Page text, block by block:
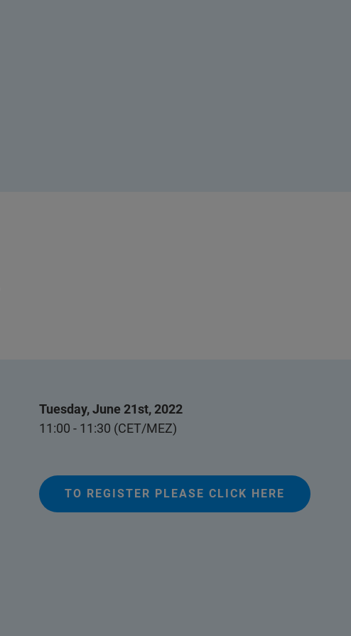
Tuesday, June 21st, 2022
11:00 - 11:30 (CET/MEZ)
TO REGISTER PLEASE CLICK HERE